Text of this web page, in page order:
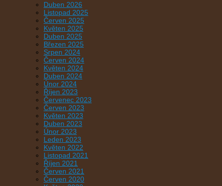
Duben 2026
Listopad 2025
Červen 2025
Květen 2025
Duben 2025
Březen 2025
Srpen 2024
Červen 2024
Květen 2024
Duben 2024
Únor 2024
Říjen 2023
Červenec 2023
Červen 2023
Květen 2023
Duben 2023
Únor 2023
Leden 2023
Květen 2022
Listopad 2021
Říjen 2021
Červen 2021
Červen 2020